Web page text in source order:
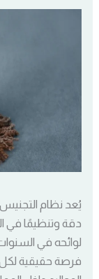
يُعد نظام
دقة وتنظيمًا في
لوائحه في
فرصة حقيقية